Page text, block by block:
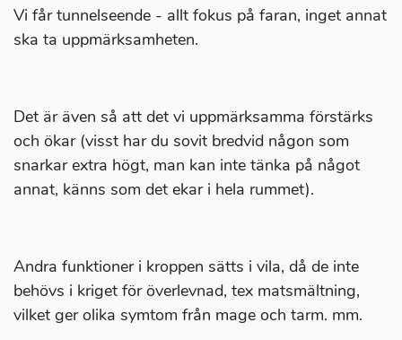
Vi får tunnelseende - allt fokus på faran, inget annat
ska ta uppmärksamheten.
Det är även så att det vi uppmärksamma förstärks
och ökar (visst har du sovit bredvid någon som
snarkar extra högt, man kan inte tänka på något
annat, känns som det ekar i hela rummet).
Andra funktioner i kroppen sätts i vila, då de inte
behövs i kriget för överlevnad, tex matsmältning,
vilket ger olika symtom från mage och tarm. mm.